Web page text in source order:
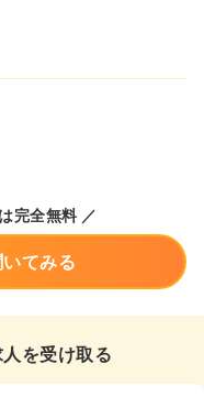
完全無料 ／
てみる
を受け取る